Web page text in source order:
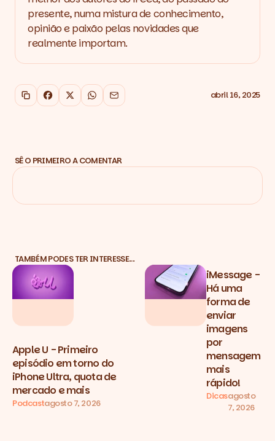
presente, numa mistura de conhecimento,
opinião e paixão pelas novidades que
realmente importam.
Copiar link
Facebook
X WhatsApp
Email abril 16, 2025
SÊ O PRIMEIRO A COMENTAR
TAMBÉM PODES TER INTERESSE…
Apple U - Primeiro
episódio em torno do
iPhone Ultra, quota de
mercado e mais
Podcastagosto 7, 2026
iMessage -
Há uma
forma de
enviar
imagens
por
mensagem
mais
rápido!
Dicasagosto
7, 2026